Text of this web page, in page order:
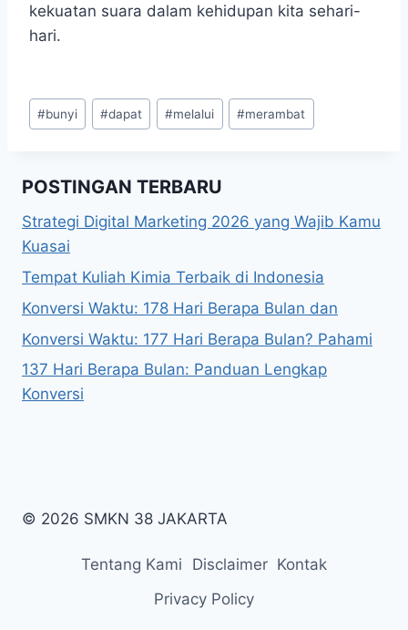
kekuatan suara dalam kehidupan kita sehari-
hari.
Post
Tags:
#bunyi #dapat #melalui #merambat
POSTINGAN TERBARU
Strategi Digital Marketing 2026 yang Wajib Kamu
Kuasai
Tempat Kuliah Kimia Terbaik di Indonesia
Konversi Waktu: 178 Hari Berapa Bulan dan
Konversi Waktu: 177 Hari Berapa Bulan? Pahami
137 Hari Berapa Bulan: Panduan Lengkap
Konversi
© 2026 SMKN 38 JAKARTA
Tentang Kami Disclaimer Kontak
Privacy Policy